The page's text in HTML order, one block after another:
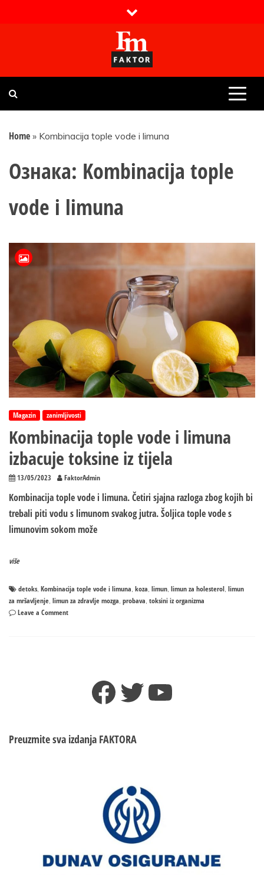
Faktor magazin
Uvijek presudan
Home » Kombinacija tople vode i limuna
Ознака: Kombinacija tople
vode i limuna
Magazin zanimljivosti
Kombinacija tople vode i limuna
izbacuje toksine iz tijela
13/05/2023 FaktorAdmin
Kombinacija tople vode i limuna. Četiri sjajna razloga zbog kojih bi
trebali piti vodu s limunom svakog jutra. Šoljica tople vode s
limunovim sokom može
više
detoks, Kombinacija tople vode i limuna, koza, limun, limun za holesterol, limun
za mršavljenje, limun za zdravlje mozga, probava, toksini iz organizma
Leave a Commenton
Facebook
TwitterYouTube
Preuzmite sva izdanja FAKTORA